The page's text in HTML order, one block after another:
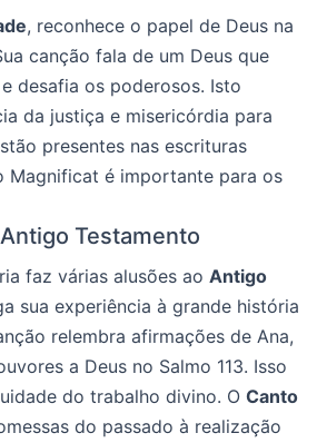
, reconhece o papel de Deus na
canção fala de um Deus que
desafia os poderosos. Isto
da justiça e misericórdia para
presentes nas escrituras
Magnificat é importante para os
Testamento
faz várias alusões ao Antigo
sua experiência à grande história
relembra afirmações de Ana,
a Deus no Salmo 113. Isso
do trabalho divino. O Canto
do passado à realização